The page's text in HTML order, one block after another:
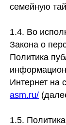
семейную
1.4. Во
Закона о
Политика
Интернет на
asm.ru/
1.5.